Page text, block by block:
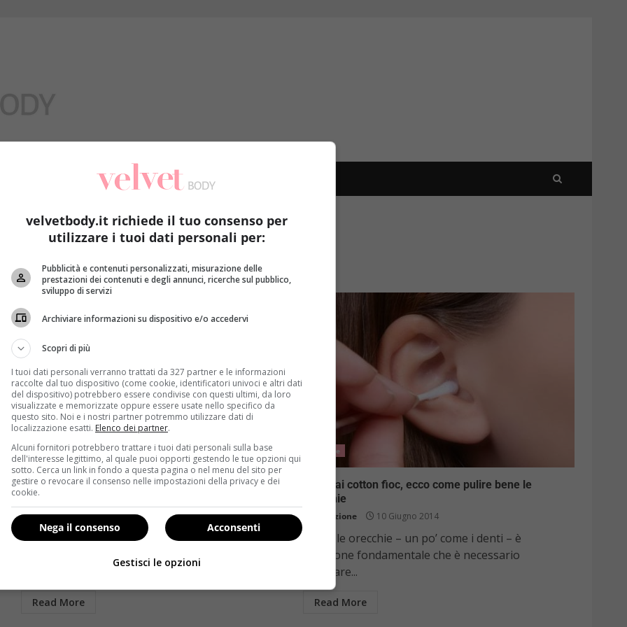
Salute
Mal d’orecchio al mare: cosa fare per combattere
l’otite del nuotatore
Redazione 11 Agosto 2014
C’è una forma di otite tipica dell’estate chiamata
“otite del nuotatore” perché colpisce dopo un
Read More
Salute
Addio ai cotton fioc, ecco come pulire bene le
orecchie
Redazione 10 Giugno 2014
Pulire le orecchie – un po’ come i denti – è
un’azione fondamentale che è necessario
imparare...
Read More
velvetbody.it richiede il tuo consenso per
utilizzare i tuoi dati personali per:
Pubblicità e contenuti personalizzati, misurazione delle
prestazioni dei contenuti e degli annunci, ricerche sul pubblico,
sviluppo di servizi
Archiviare informazioni su dispositivo e/o accedervi
Scopri di più
I tuoi dati personali verranno trattati da 327 partner e le informazioni
raccolte dal tuo dispositivo (come cookie, identificatori univoci e altri dati
del dispositivo) potrebbero essere condivise con questi ultimi, da loro
visualizzate e memorizzate oppure essere usate nello specifico da
questo sito. Noi e i nostri partner potremmo utilizzare dati di
localizzazione esatti. Elenco dei partner.
Alcuni fornitori potrebbero trattare i tuoi dati personali sulla base
dell'interesse legittimo, al quale puoi opporti gestendo le tue opzioni qui
sotto. Cerca un link in fondo a questa pagina o nel menu del sito per
gestire o revocare il consenso nelle impostazioni della privacy e dei
cookie.
Acconsenti
Nega il consenso
Gestisci le opzioni